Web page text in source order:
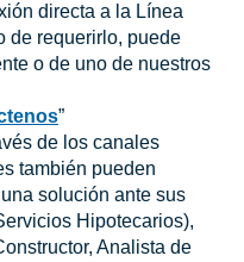
directa a la Línea
de requerirlo, puede
o de uno de nuestros
”
de los canales
también pueden
solución ante sus
Hipotecarios),
Analista de